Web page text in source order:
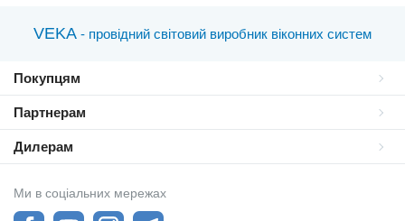
VEKA - провідний світовий виробник віконних систем
Покупцям
Партнерам
Дилерам
Ми в соціальних мережах